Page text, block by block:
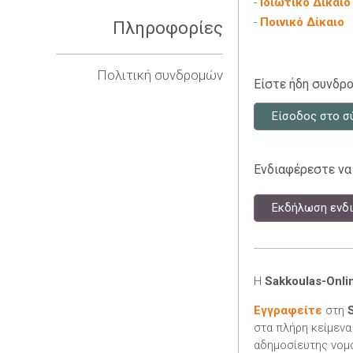
Πληροφορίες
Πολιτική συνδρομών
- Ποινικό Δίκαιο
Είστε ήδη
Είσοδος στο
Ενδιαφέρεστε
Εκδήλωση
Η Sakkoulas-
Εγγραφείτε στη
στα πλήρη
αδημοσίευτης